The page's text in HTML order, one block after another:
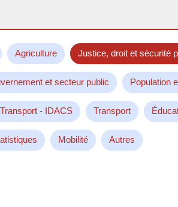
Agriculture Justice, droit et sécurité
et secteur public Population
Transport - IDACS Transport
Mobilité Autres